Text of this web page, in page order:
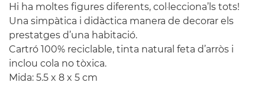
Hi ha moltes figures diferents, col·lecciona’ls tots!
Una simpàtica i didàctica manera de decorar els
prestatges d’una habitació.
Cartró 100% reciclable, tinta natural feta d’arròs i
inclou cola no tòxica.
Mida: 5.5 x 8 x 5 cm